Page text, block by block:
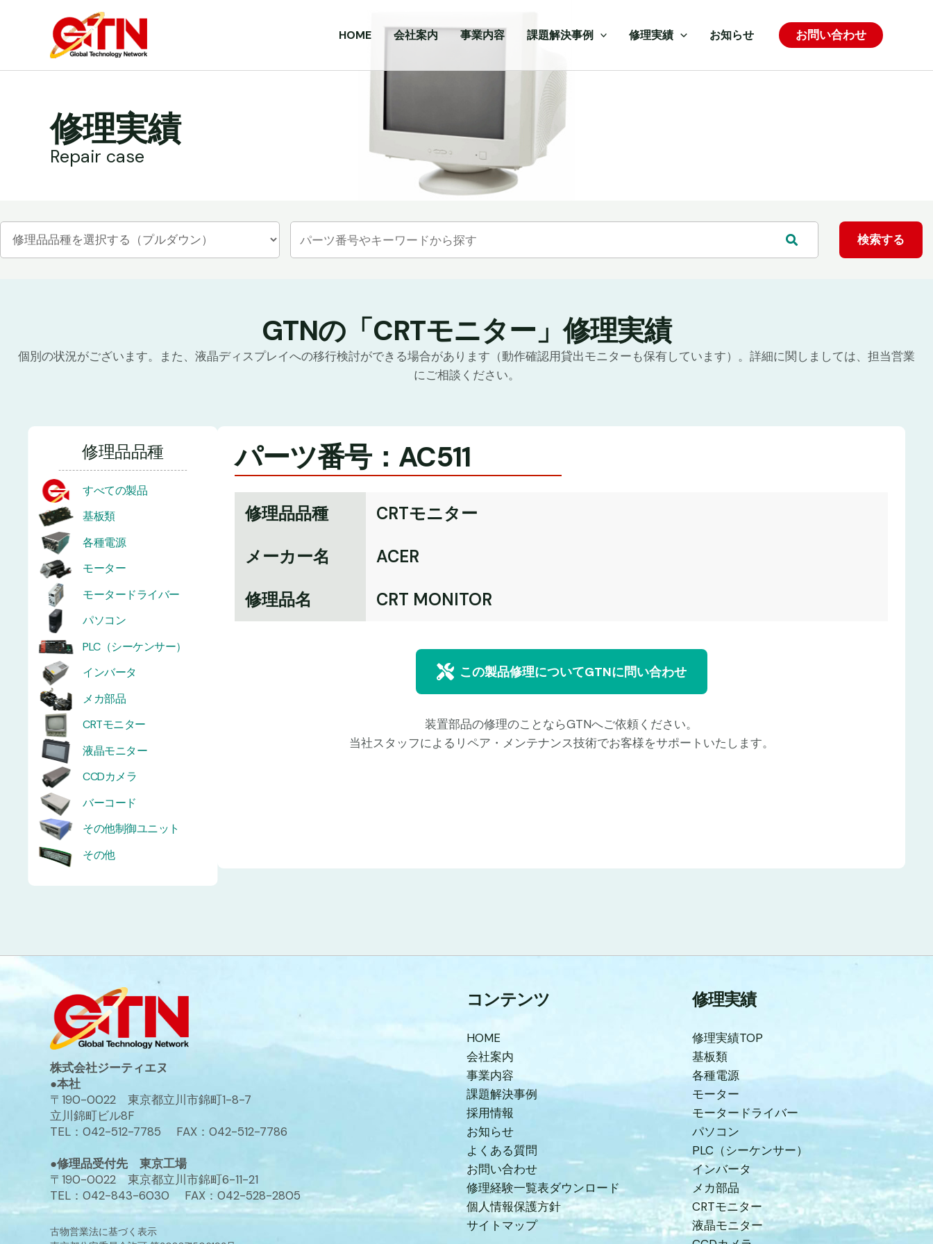
HOME 会社案内 事業内容 課題解決事例 修理実績 お知らせ お問い合わせ
修理実績
Repair case
GTNの「CRTモニター」修理実績
個別の状況がございます。また、液晶ディスプレイへの移行検討ができる場合があります（動作確認用貸出モニターも保有しています）。詳細に関しましては、担当営業
にご相談ください。
修理品品種
すべての製品
基板類
各種電源
モーター
モータードライバー
パソコン
PLC（シーケンサー）
インバータ
メカ部品
CRTモニター
液晶モニター
CCDカメラ
バーコード
その他制御ユニット
その他
パーツ番号：AC511
修理品品種
CRTモニター
メーカー名
ACER
修理品名
CRT MONITOR
この製品修理についてGTNに問い合わせ
装置部品の修理のことならGTNへご依頼ください。
当社スタッフによるリペア・メンテナンス技術でお客様をサポートいたします。
株式会社ジーティエヌ
●本社
〒190-0022 東京都立川市錦町1-8-7
立川錦町ビル8F
TEL：042-512-7785 FAX：042-512-7786
●修理品受付先 東京工場
〒190-0022 東京都立川市錦町6-11-21
TEL：042-843-6030 FAX：042-528-2805
古物営業法に基づく表示
コンテンツ
HOME
会社案内
事業内容
課題解決事例
採用情報
お知らせ
よくある質問
お問い合わせ
修理経験一覧表ダウンロード
個人情報保護方針
サイトマップ
修理実績
修理実績TOP
基板類
各種電源
モーター
モータードライバー
パソコン
PLC（シーケンサー）
インバータ
メカ部品
CRTモニター
液晶モニター